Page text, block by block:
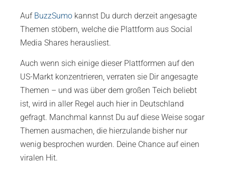
Auf BuzzSumo kannst Du durch derzeit angesagte
Themen stöbern, welche die Plattform aus Social
Media Shares herausliest.
Auch wenn sich einige dieser Plattformen auf den
US-Markt konzentrieren, verraten sie Dir angesagte
Themen – und was über dem großen Teich beliebt
ist, wird in aller Regel auch hier in Deutschland
gefragt. Manchmal kannst Du auf diese Weise sogar
Themen ausmachen, die hierzulande bisher nur
wenig besprochen wurden. Deine Chance auf einen
viralen Hit.